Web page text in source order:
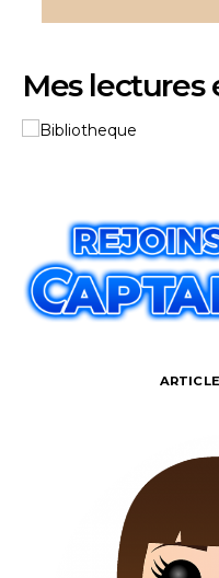
Mes lectures